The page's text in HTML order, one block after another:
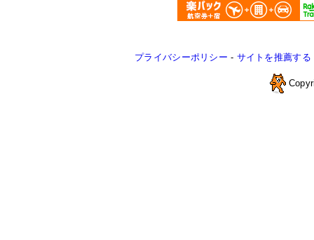
プライバシーポリシー - サイトを推薦する